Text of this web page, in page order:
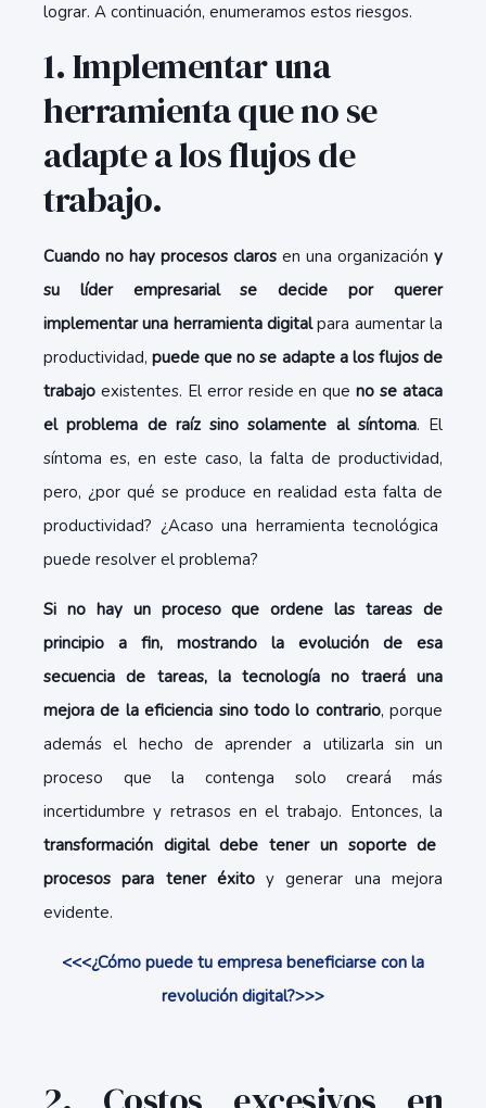
lograr. A continuación, enumeramos estos riesgos.
1. Implementar una
herramienta que no se
adapte a los flujos de
trabajo.
Cuando no hay procesos claros en una organización y
su líder empresarial se decide por querer
implementar una herramienta digitalpara aumentar la
productividad,puede que no se adapte a los flujos de
trabajo existentes. El error reside en queno se ataca
el problema de raíz sino solamente al síntoma. El
síntoma es, en este caso, la falta de productividad,
pero, ¿por qué se produce en realidad esta falta de
productividad? ¿Acaso una herramienta tecnológica
puede resolver el problema?
Si no hay un proceso que ordene las tareas de
principio a fin, mostrando la evolución de esa
secuencia de tareas, la tecnología no traerá una
mejora de la eficiencia sino todo lo contrario, porque
además el hecho de aprender a utilizarla sin un
proceso que la contenga solo creará más
incertidumbre y retrasos en el trabajo. Entonces, la
transformación digital debe tener un soporte de
procesos para tener éxitoy generar una mejora
evidente.
<<<¿Cómo puede tu empresa beneficiarse con la
revolución digital?>>>